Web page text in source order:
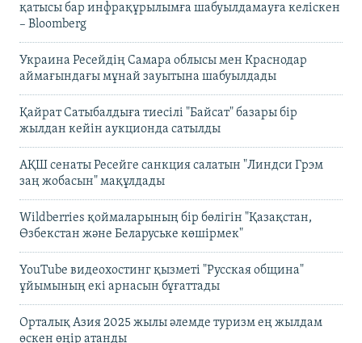
қатысы бар инфрақұрылымға шабуылдамауға келіскен
– Bloomberg
Украина Ресейдің Самара облысы мен Краснодар
аймағындағы мұнай зауытына шабуылдады
Қайрат Сатыбалдыға тиесілі "Байсат" базары бір
жылдан кейін аукционда сатылды
АҚШ сенаты Ресейге санкция салатын "Линдси Грэм
заң жобасын" мақұлдады
Wildberries қоймаларының бір бөлігін "Қазақстан,
Өзбекстан және Беларуське көшірмек"
YouTube видеохостинг қызметі "Русская община"
ұйымының екі арнасын бұғаттады
Орталық Азия 2025 жылы әлемде туризм ең жылдам
өскен өңір атанды